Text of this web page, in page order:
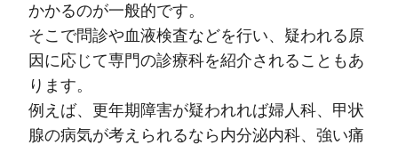
かかるのが一般的です。
そこで問診や血液検査などを行い、疑われる原
因に応じて専門の診療科を紹介されることもあ
ります。
例えば、更年期障害が疑われれば婦人科、甲状
腺の病気が考えられるなら内分泌内科、強い痛